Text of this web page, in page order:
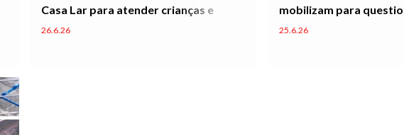
Casa Lar para atender crianças e
adolescentes com medida protetiva*
26.6.26
mobilizam para
Contorno Norte
25.6.26